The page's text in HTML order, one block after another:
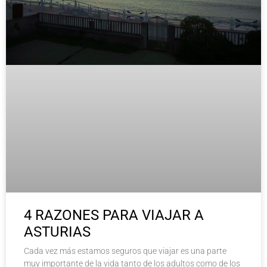
4 RAZONES PARA VIAJAR A
ASTURIAS
Cada vez más estamos seguros que viajar es una parte
muy importante de la vida tanto de los adultos como de los